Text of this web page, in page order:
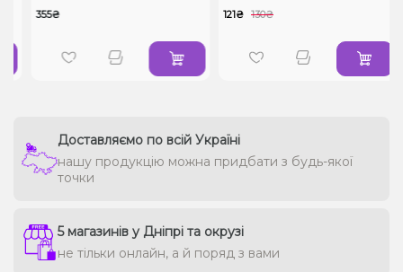
355₴ 121₴ 130₴
Доставляємо по всій Україні
нашу продукцію можна придбати з будь-якої
точки
5 магазинів у Дніпрі та окрузі
не тільки онлайн, а й поряд з вами